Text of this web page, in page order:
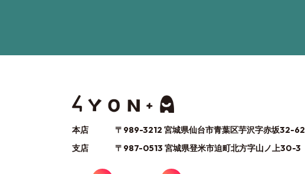
本店
〒989-3212 宮城県仙台市青葉区芋沢字赤坂32-62
支店
〒987-0513 宮城県登米市迫町北方字山ノ上30-3